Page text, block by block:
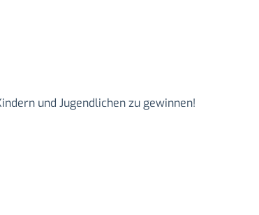
und Jugendlichen zu gewinnen!